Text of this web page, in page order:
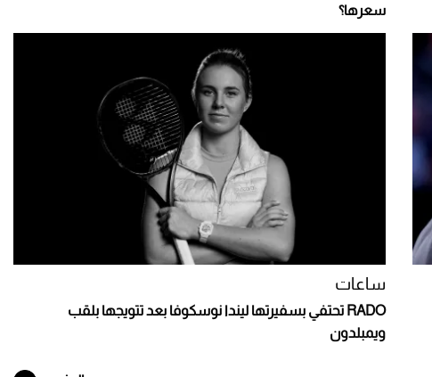
سعرها؟
ساعات
RADO تحتفي بسفيرتها ليندا نوسكوفا بعد تتويجها بلقب
ويمبلدون